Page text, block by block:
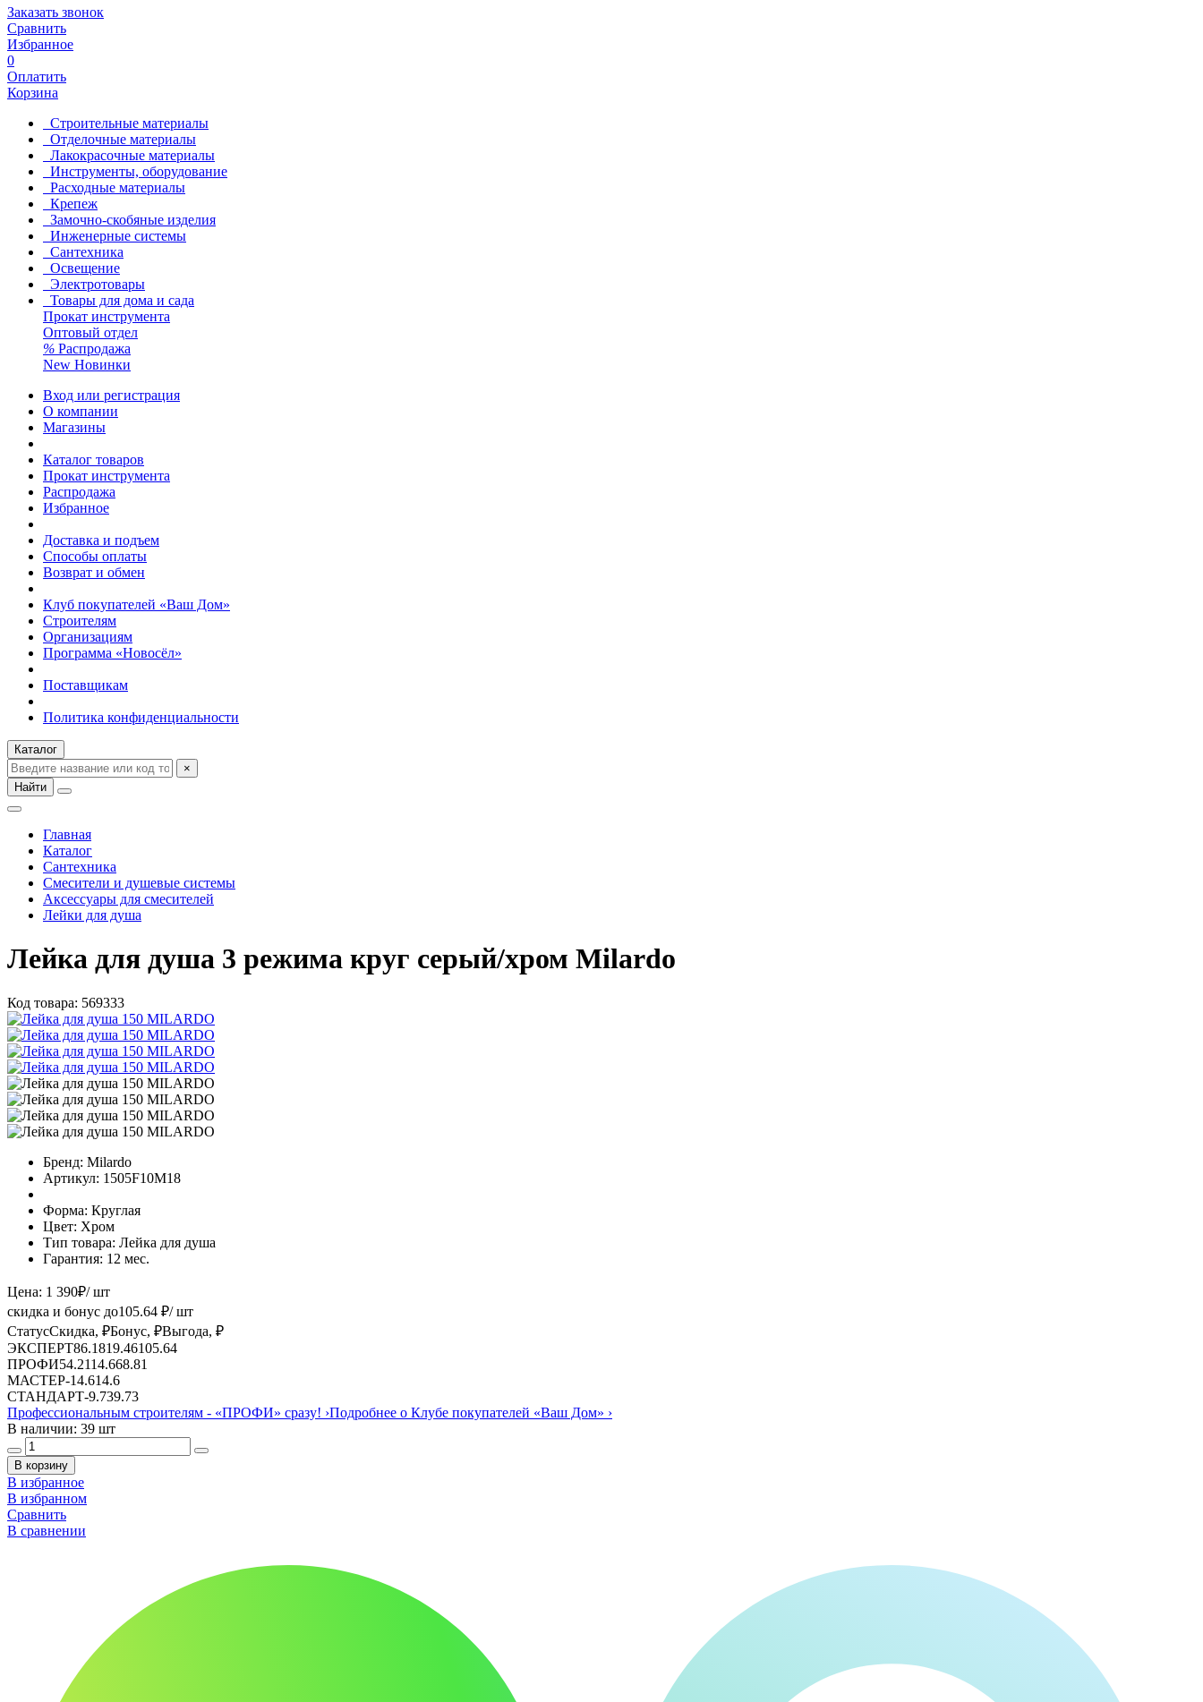
Заказать звонок
Сравнить
Избранное
0
Оплатить
Корзина
Строительные материалы
Отделочные материалы
Лакокрасочные материалы
Инструменты, оборудование
Расходные материалы
Крепеж
Замочно-скобяные изделия
Инженерные системы
Сантехника
Освещение
Электротовары
Товары для дома и сада
Прокат инструмента
Оптовый отдел
% Распродажа
New Новинки
Вход или регистрация
О компании
Магазины
Каталог товаров
Прокат инструмента
Распродажа
Избранное
Доставка и подъем
Способы оплаты
Возврат и обмен
Клуб покупателей «Ваш Дом»
Строителям
Организациям
Программа «Новосёл»
Поставщикам
Политика конфиденциальности
Каталог
×
Найти
Главная
Каталог
Сантехника
Смесители и душевые системы
Аксессуары для смесителей
Лейки для душа
Лейка для душа 3 режима круг серый/хром Milardo
Код товара: 569333
Бренд: Milardo
Артикул: 1505F10M18
Форма: Круглая
Цвет: Хром
Тип товара: Лейка для душа
Гарантия: 12 мес.
Цена: 1 390₽/ шт
скидка и бонус до105.64 ₽/ шт
СтатусСкидка, ₽Бонус, ₽Выгода, ₽
ЭКСПЕРТ86.1819.46105.64
ПРОФИ54.2114.668.81
МАСТЕР-14.614.6
СТАНДАРТ-9.739.73
Профессиональным строителям - «ПРОФИ» сразу! ›Подробнее о Клубе покупателей «Ваш Дом» ›
В наличии: 39 шт
В корзину
В избранное
В избранном
Сравнить
В сравнении